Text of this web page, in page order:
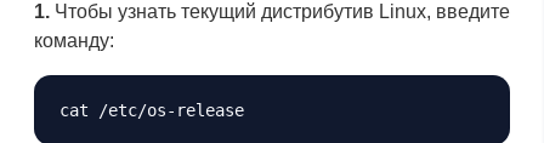
1. Чтобы узнать текущий дистрибутив Linux, введите
команду: